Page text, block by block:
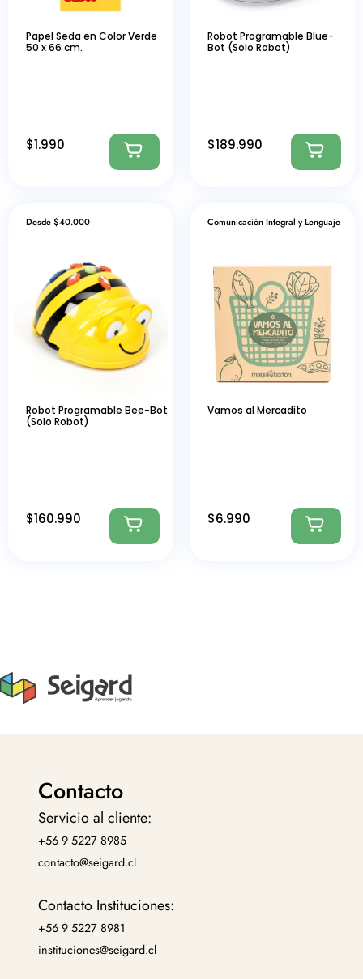
Papel Seda en Color Verde
50 x 66 cm.
$1.990
Robot Programable Blue-
Bot (Solo Robot)
$189.990
Desde $40.000
Robot Programable Bee-Bot
(Solo Robot)
$160.990
Comunicación Integral y Lenguaje
Vamos al Mercadito
$6.990
Contacto
Servicio al cliente:
+56 9 5227 8985
contacto@seigard.cl
Contacto Instituciones:
+56 9 5227 8981
instituciones@seigard.cl